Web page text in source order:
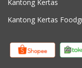
Kantong Kertas
Kantong Kertas